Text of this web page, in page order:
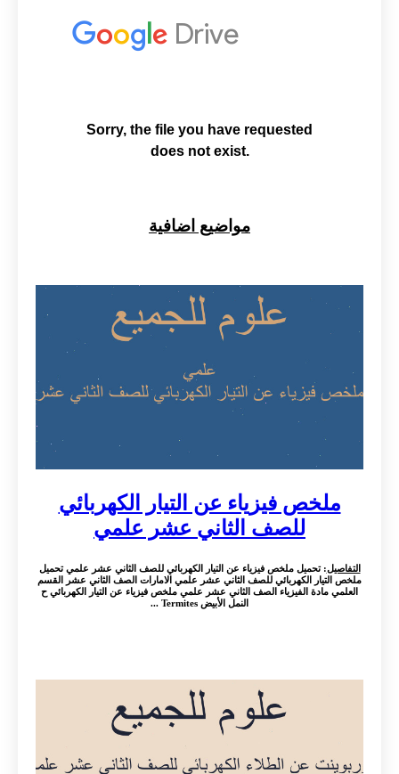
مواضيع اضافية
ملخص فيزياء عن التيار الكهربائي
للصف الثاني عشر علمي
التفاصيل: تحميل ملخص فيزياء عن التيار الكهربائي للصف الثاني عشر علمي تحميل
ملخص التيار الكهربائي للصف الثاني عشر علمي الامارات الصف الثاني عشر القسم
العلمي مادة الفيزياء الصف الثاني عشر علمي ملخص فيزياء عن التيار الكهربائي ح
النمل الأبيض Termites ...